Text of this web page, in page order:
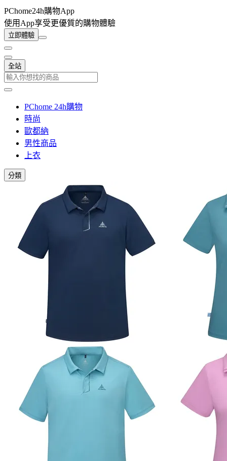
PChome24h購物App
使用App享受更優質的購物體驗
立即體驗
全站
PChome 24h購物
時尚
歐都納
男性商品
上衣
分類